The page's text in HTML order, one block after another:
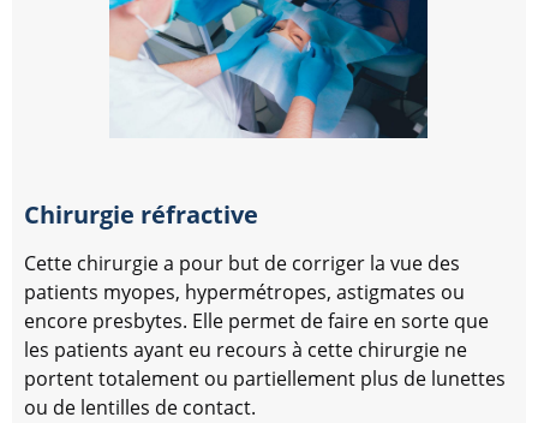
Chirurgie réfractive
Cette chirurgie a pour but de corriger la vue des
patients myopes, hypermétropes, astigmates ou
encore presbytes. Elle permet de faire en sorte que
les patients ayant eu recours à cette chirurgie ne
portent totalement ou partiellement plus de lunettes
ou de lentilles de contact.